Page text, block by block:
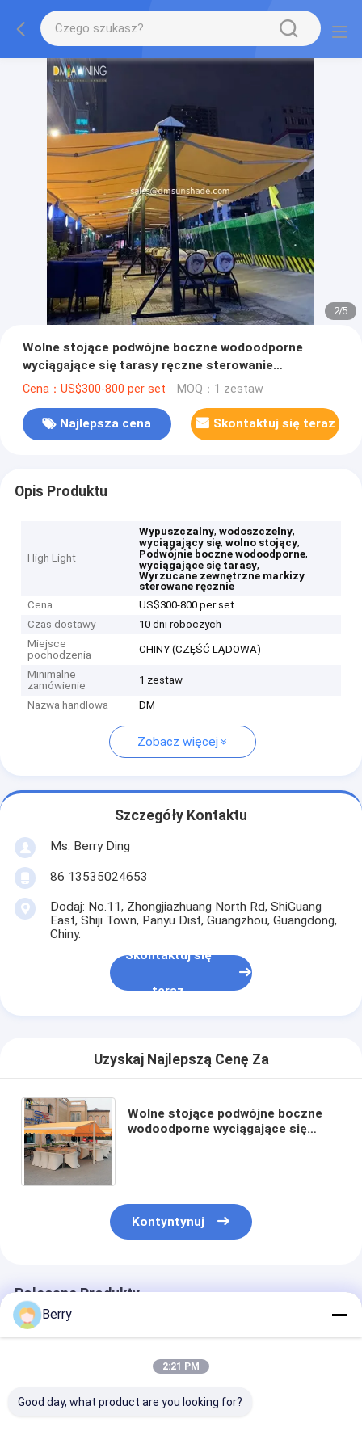
2/5
Wolne stojące podwójne boczne wodoodporne
wyciągające się tarasy ręczne sterowanie
zewnętrzne wyciągające się tarasy
Cena：US$300-800 per set MOQ：1 zestaw
Najlepsza cena Skontaktuj się teraz
Opis Produktu
High Light
Wypuszczalny,wodoszczelny,
wyciągający się,wolno stojący,
Podwójnie boczne wodoodporne,
wyciągające się tarasy,
Wyrzucane zewnętrzne markizy
sterowane ręcznie
Cena
US$300-800 per set
Czas dostawy
10 dni roboczych
Miejsce
pochodzenia
CHINY (CZĘŚĆ LĄDOWA)
Minimalne
zamówienie
1 zestaw
Nazwa handlowa DM
Zobacz więcej
Szczegóły Kontaktu
Ms. Berry Ding
86 13535024653
Dodaj: No.11, Zhongjiazhuang North Rd, ShiGuang
East, Shiji Town, Panyu Dist, Guangzhou, Guangdong,
Chiny.
Skontaktuj się
teraz
Uzyskaj Najlepszą Cenę Za
Wolne stojące podwójne boczne
wodoodporne wyciągające się
Kontyntynuj
Polecane Produkty
Berry
2:21 PM
Good day, what product are you looking for?